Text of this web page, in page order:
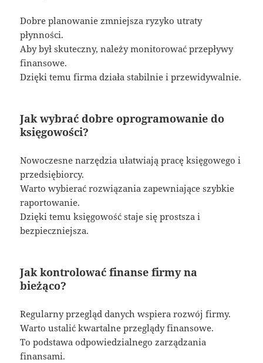
Dobre planowanie zmniejsza ryzyko utraty
płynności.
Aby był skuteczny, należy monitorować przepływy
finansowe.
Dzięki temu firma działa stabilnie i przewidywalnie.
Jak wybrać dobre oprogramowanie do
księgowości?
Nowoczesne narzędzia ułatwiają pracę księgowego i
przedsiębiorcy.
Warto wybierać rozwiązania zapewniające szybkie
raportowanie.
Dzięki temu księgowość staje się prostsza i
bezpieczniejsza.
Jak kontrolować finanse firmy na
bieżąco?
Regularny przegląd danych wspiera rozwój firmy.
Warto ustalić kwartalne przeglądy finansowe.
To podstawa odpowiedzialnego zarządzania
finansami.